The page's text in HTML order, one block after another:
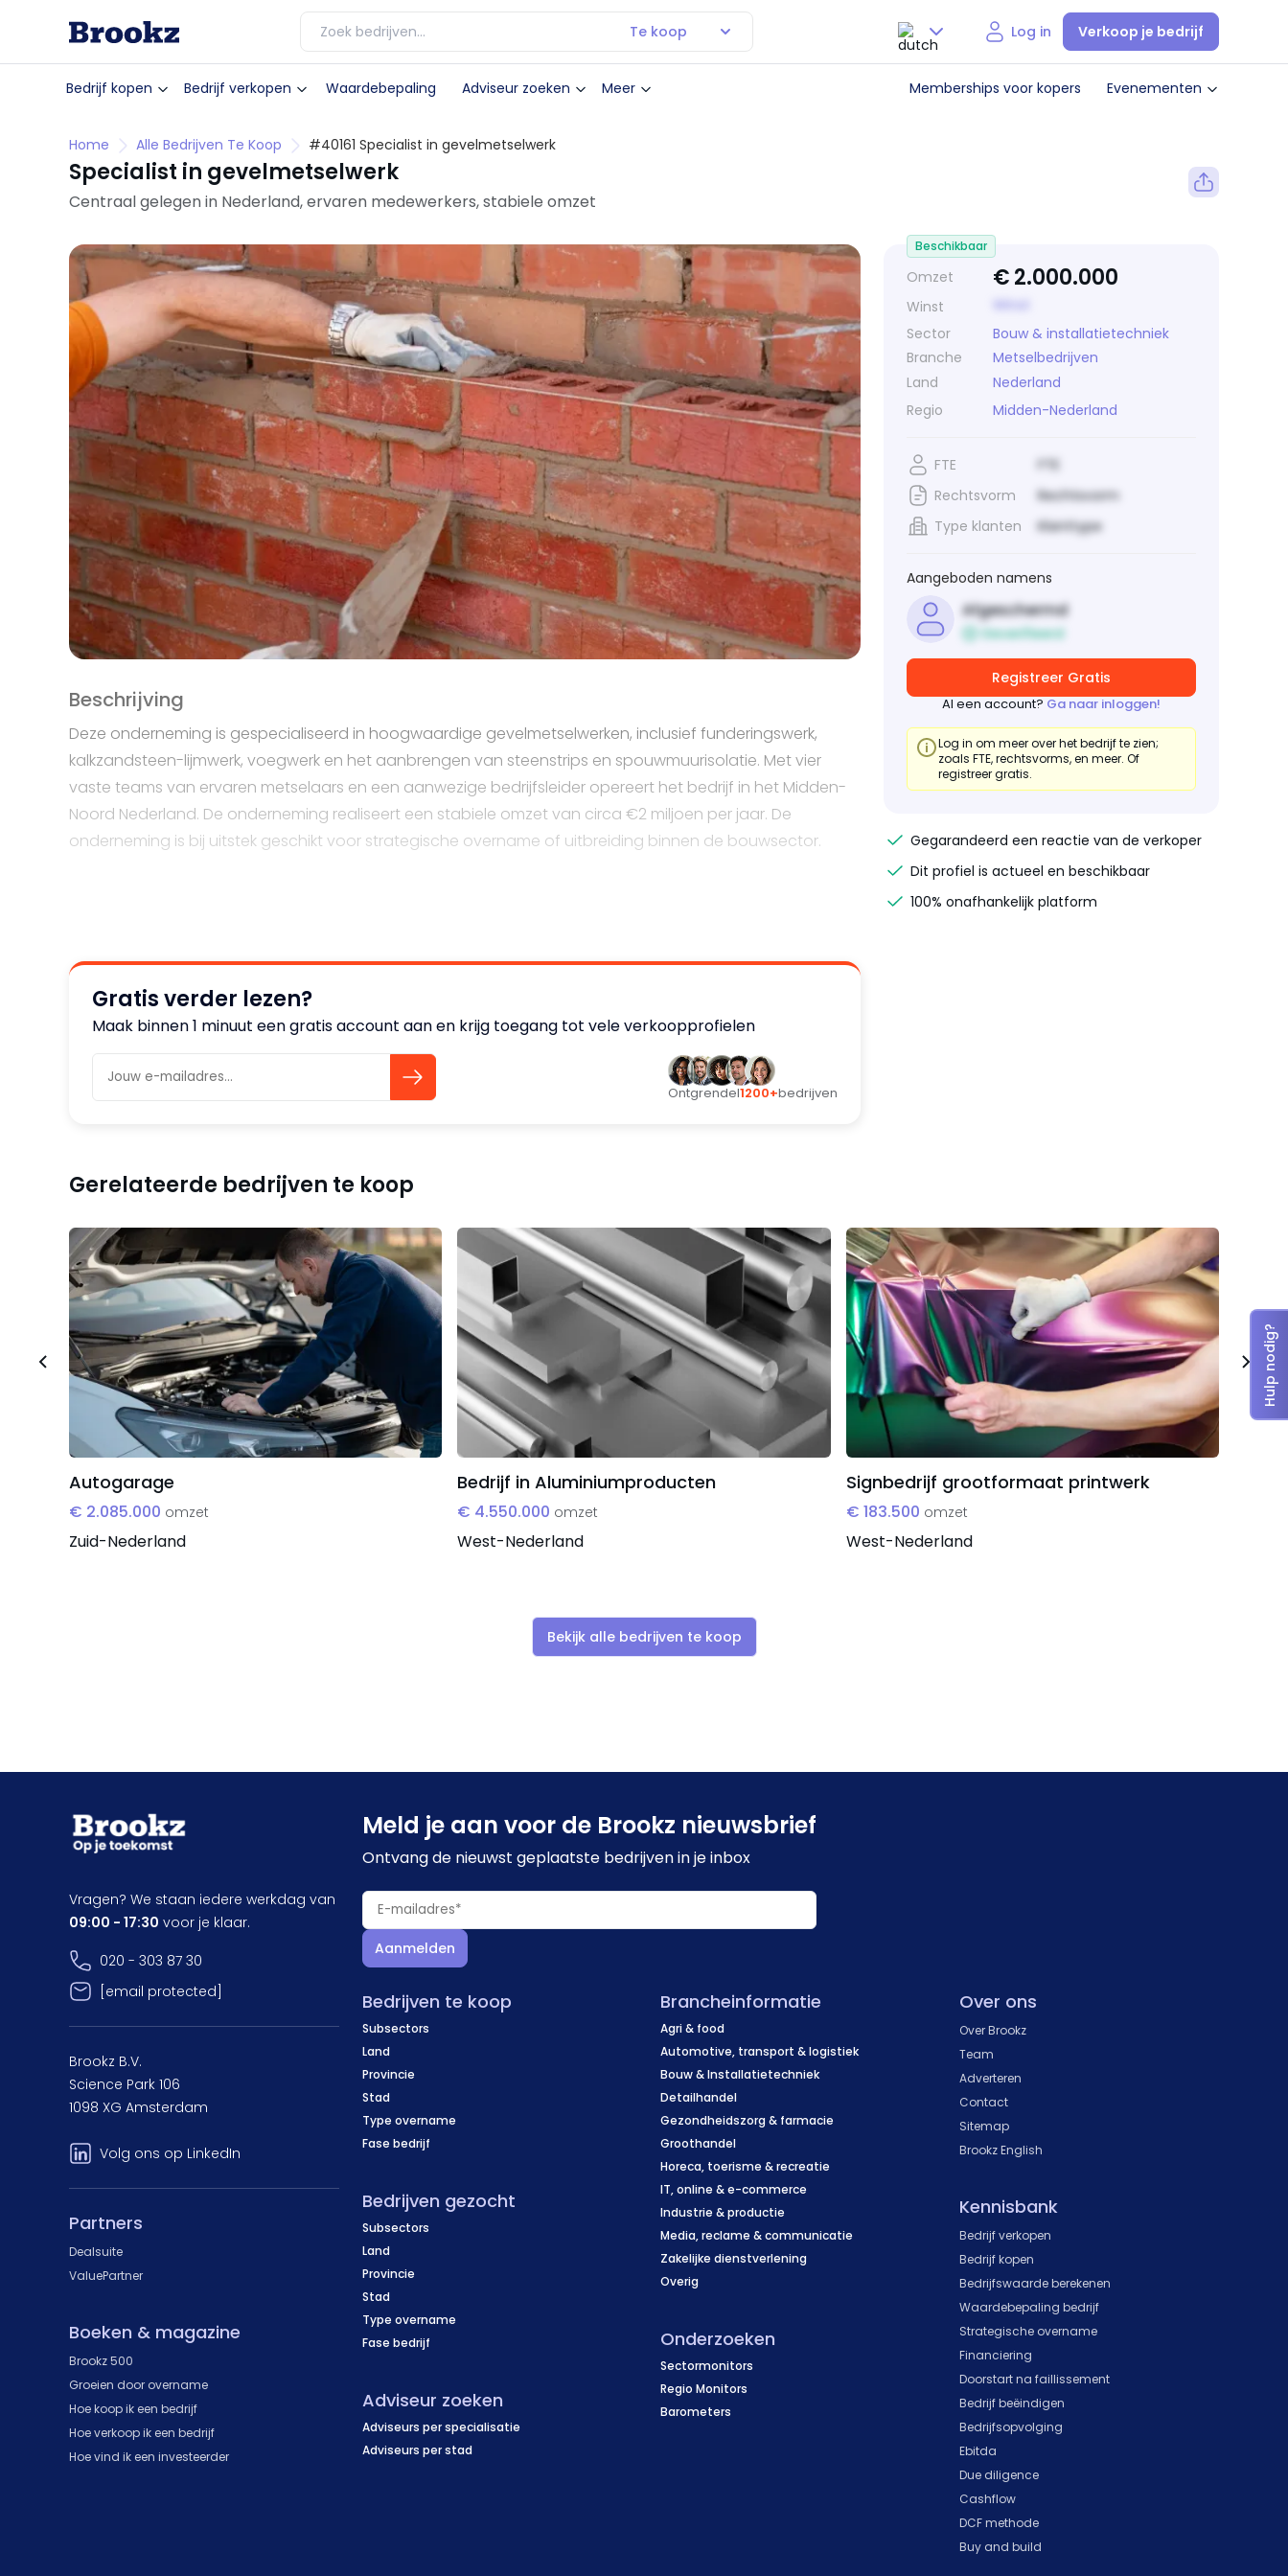
Te koop
Nederlands
Log in Verkoop je bedrijf
Bedrijf kopen Bedrijf verkopen Waardebepaling Adviseur zoeken Meer Memberships voor kopers Evenementen
Home Alle Bedrijven Te Koop #40161 Specialist in gevelmetselwerk
Specialist in gevelmetselwerk
Centraal gelegen in Nederland, ervaren medewerkers, stabiele omzet
Beschrijving
Deze onderneming is gespecialiseerd in hoogwaardige gevelmetselwerken, inclusief funderingswerk,
kalkzandsteen-lijmwerk, voegwerk en het aanbrengen van steenstrips en spouwmuurisolatie. Met vier
vaste teams van ervaren metselaars en een aanwezige bedrijfsleider opereert het bedrijf in het Midden-
Noord Nederland. De onderneming realiseert een stabiele omzet van circa €2 miljoen per jaar. De
onderneming is bij uitstek geschikt voor strategische overname of uitbreiding binnen de bouwsector.
Gratis verder lezen?
Maak binnen 1 minuut een gratis account aan en krijg toegang tot vele verkoopprofielen
Ontgrendel1200+bedrijven
Omzet €2.000.000
Winst
Sector
Bouw & installatietechniek
Branche
Metselbedrijven
Land
Nederland
Regio
Midden-Nederland
Beschikbaar
FTE
FTE
Rechtsvorm
Rechtsvorm
Type klanten
Klanttype
Aangeboden namens
Afgeschermd
Geverifieerd
Registreer Gratis
Al een account? Ga naar inloggen!
Log in om meer over het bedrijf te zien;
zoals FTE, rechtsvorms, en meer. Of
registreer gratis.
Gegarandeerd een reactie van de verkoper
Dit profiel is actueel en beschikbaar
100% onafhankelijk platform
Gerelateerde bedrijven te koop
Autogarage
€ 2.085.000 omzet
Zuid-Nederland
Bedrijf in Aluminiumproducten
€ 4.550.000 omzet
West-Nederland
Signbedrijf grootformaat printwerk
€ 183.500 omzet
West-Nederland
Bekijk alle bedrijven te koop
Meld je aan voor de Brookz nieuwsbrief
Ontvang de nieuwst geplaatste bedrijven in je inbox
Aanmelden
Bedrijven te koop
Subsectors
Land
Provincie
Stad
Type overname
Fase bedrijf
Bedrijven gezocht
Subsectors
Land
Provincie
Stad
Type overname
Fase bedrijf
Adviseur zoeken
Adviseurs per specialisatie
Adviseurs per stad
Brancheinformatie
Agri & food
Automotive, transport & logistiek
Bouw & Installatietechniek
Detailhandel
Gezondheidszorg & farmacie
Groothandel
Horeca, toerisme & recreatie
IT, online & e-commerce
Industrie & productie
Media, reclame & communicatie
Zakelijke dienstverlening
Overig
Onderzoeken
Sectormonitors
Regio Monitors
Barometers
Over ons
Over Brookz
Team
Adverteren
Contact
Sitemap
Brookz English
Kennisbank
Bedrijf verkopen
Bedrijf kopen
Bedrijfswaarde berekenen
Waardebepaling bedrijf
Strategische overname
Financiering
Doorstart na faillissement
Bedrijf beëindigen
Bedrijfsopvolging
Ebitda
Due diligence
Cashflow
DCF methode
Buy and build
Vragen? We staan iedere werkdag van
09:00 - 17:30 voor je klaar.
020 - 303 87 30
[email protected]
Brookz B.V.
Science Park 106
1098 XG Amsterdam
Volg ons op LinkedIn
Partners
Dealsuite
ValuePartner
Boeken & magazine
Brookz 500
Groeien door overname
Hoe koop ik een bedrijf
Hoe verkoop ik een bedrijf
Hoe vind ik een investeerder
Hulp nodig?